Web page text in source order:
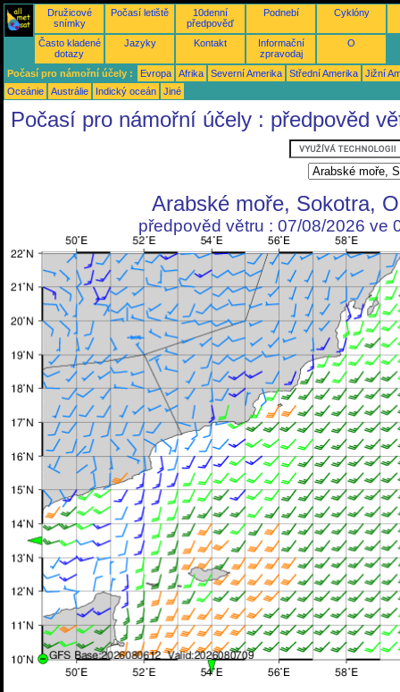
Družicové
snímky
Počasí letiště
10denní
předpověď
Podnebí Cyklóny
Často kladené
dotazy
Jazyky Kontakt
Informační
zpravodaj
O
Počasí pro námořní účely : Evropa Afrika Severní Amerika Střední Amerika
Jižní
Oceánie
Austrálie Indický oceán Jiné
Počasí pro námořní účely : předpověd
Arabské moře, Sokotra,
předpověd větru : 07/08/2026 ve